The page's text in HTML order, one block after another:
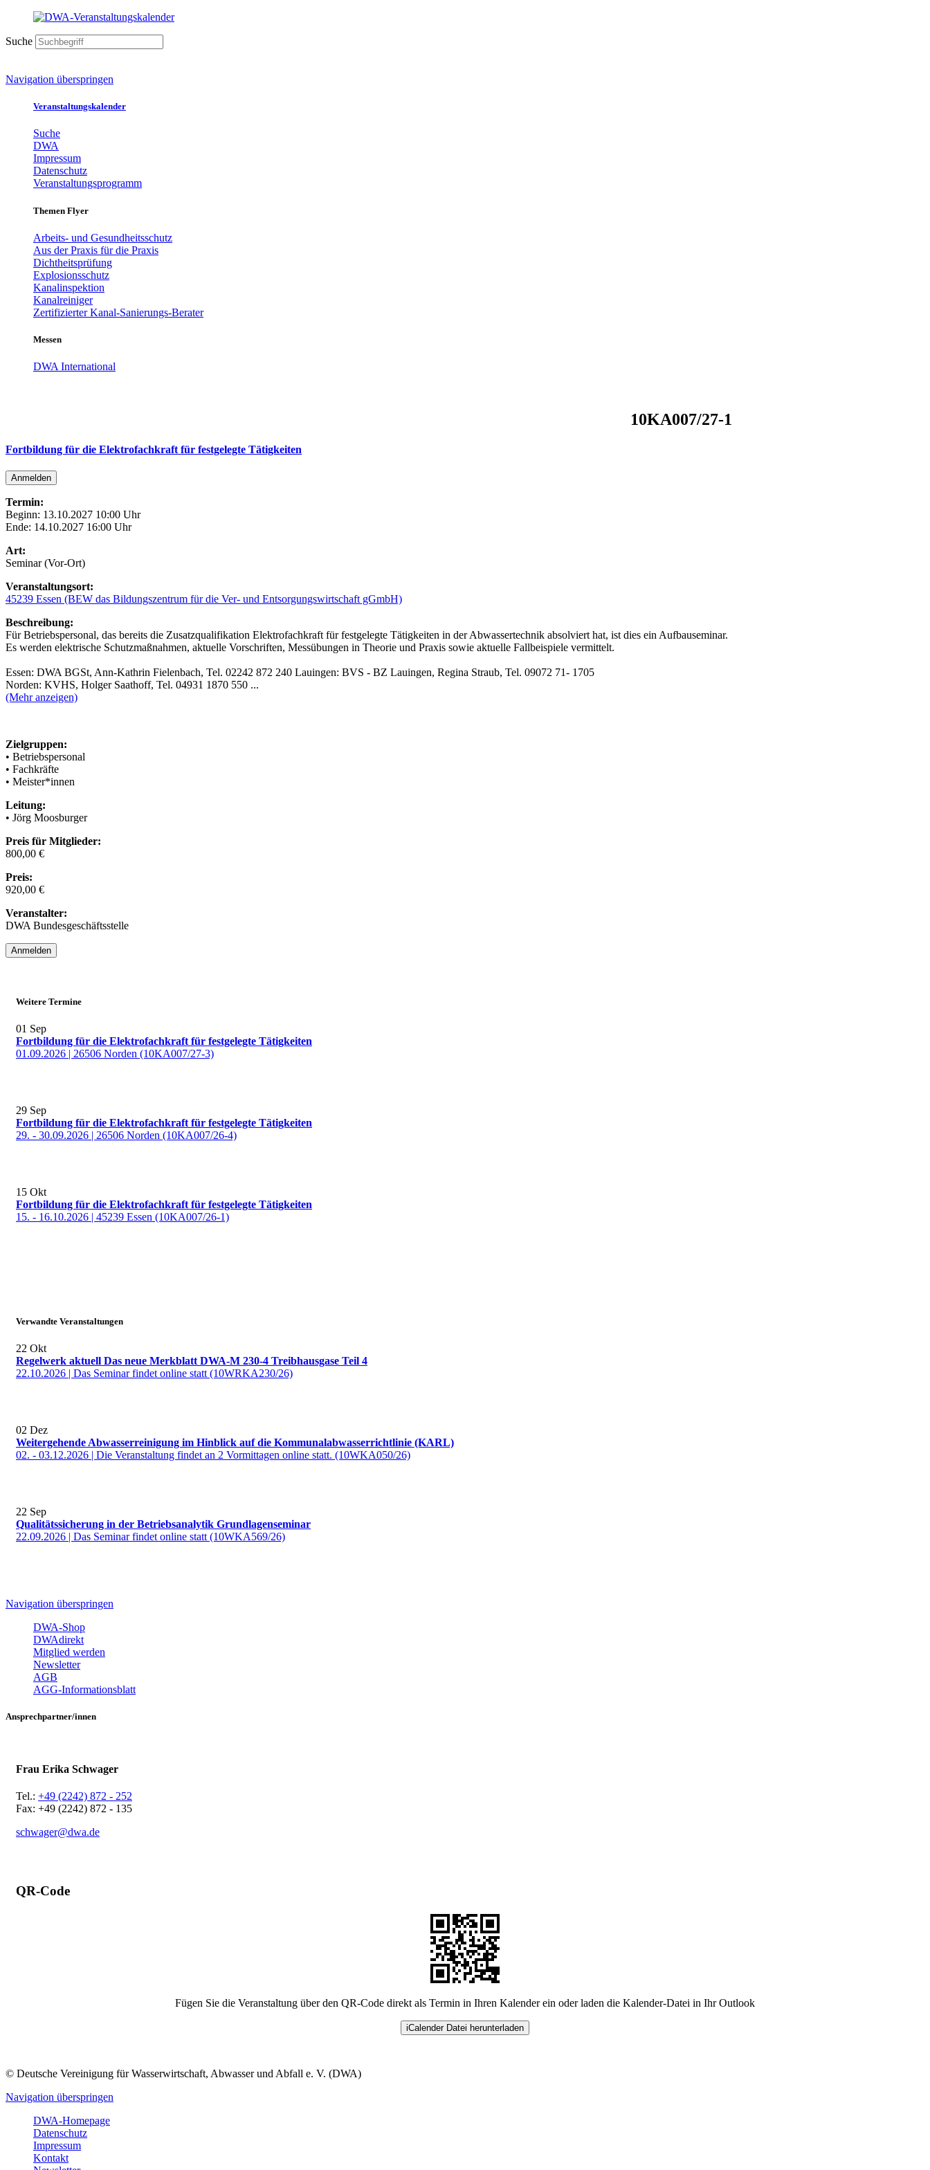
Suche
Navigation überspringen
Veranstaltungskalender
Suche
DWA
Impressum
Datenschutz
Veranstaltungsprogramm
Themen Flyer
Arbeits- und Gesundheitsschutz
Aus der Praxis für die Praxis
Dichtheitsprüfung
Explosionsschutz
Kanalinspektion
Kanalreiniger
Zertifizierter Kanal-Sanierungs-Berater
Messen
DWA International
10KA007/27-1
Fortbildung für die Elektrofachkraft für festgelegte Tätigkeiten
Anmelden
Termin:
Beginn: 13.10.2027 10:00 Uhr
Ende: 14.10.2027 16:00 Uhr
Art:
Seminar (Vor-Ort)
Veranstaltungsort:
45239 Essen (BEW das Bildungszentrum für die Ver- und Entsorgungswirtschaft gGmbH)
Beschreibung:
Für Betriebspersonal, das bereits die Zusatzqualifikation Elektrofachkraft für festgelegte Tätigkeiten in der Abwassertechnik absolviert hat, ist dies ein Aufbauseminar.
Es werden elektrische Schutzmaßnahmen, aktuelle Vorschriften, Messübungen in Theorie und Praxis sowie aktuelle Fallbeispiele vermittelt.
Essen: DWA BGSt, Ann-Kathrin Fielenbach, Tel. 02242 872 240 Lauingen: BVS - BZ Lauingen, Regina Straub, Tel. 09072 71- 1705
Norden: KVHS, Holger Saathoff, Tel. 04931 1870 550 ...
(Mehr anzeigen)
Zielgruppen:
• Betriebspersonal
• Fachkräfte
• Meister*innen
Leitung:
• Jörg Moosburger
Preis für Mitglieder:
800,00 €
Preis:
920,00 €
Veranstalter:
DWA Bundesgeschäftsstelle
Anmelden
Weitere Termine
01 Sep
Fortbildung für die Elektrofachkraft für festgelegte Tätigkeiten
01.09.2026 | 26506 Norden (10KA007/27-3)
29 Sep
Fortbildung für die Elektrofachkraft für festgelegte Tätigkeiten
29. - 30.09.2026 | 26506 Norden (10KA007/26-4)
15 Okt
Fortbildung für die Elektrofachkraft für festgelegte Tätigkeiten
15. - 16.10.2026 | 45239 Essen (10KA007/26-1)
Verwandte Veranstaltungen
22 Okt
Regelwerk aktuell Das neue Merkblatt DWA-M 230-4 Treibhausgase Teil 4
22.10.2026 | Das Seminar findet online statt (10WRKA230/26)
02 Dez
Weitergehende Abwasserreinigung im Hinblick auf die Kommunalabwasserrichtlinie (KARL)
02. - 03.12.2026 | Die Veranstaltung findet an 2 Vormittagen online statt. (10WKA050/26)
22 Sep
Qualitätssicherung in der Betriebsanalytik Grundlagenseminar
22.09.2026 | Das Seminar findet online statt (10WKA569/26)
Navigation überspringen
DWA-Shop
DWAdirekt
Mitglied werden
Newsletter
AGB
AGG-Informationsblatt
Ansprechpartner/innen
Frau Erika Schwager
Tel.: +49 (2242) 872 - 252
Fax: +49 (2242) 872 - 135
schwager@dwa.de
QR-Code
Fügen Sie die Veranstaltung über den QR-Code direkt als Termin in Ihren Kalender ein oder laden die Kalender-Datei in Ihr Outlook
iCalender Datei herunterladen
© Deutsche Vereinigung für Wasserwirtschaft, Abwasser und Abfall e. V. (DWA)
Navigation überspringen
DWA-Homepage
Datenschutz
Impressum
Kontakt